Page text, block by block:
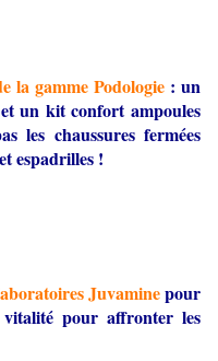
la gamme Podologie : un
un kit confort ampoules
les chaussures fermées
espadrilles !
Juvaminepour
pour affronter les